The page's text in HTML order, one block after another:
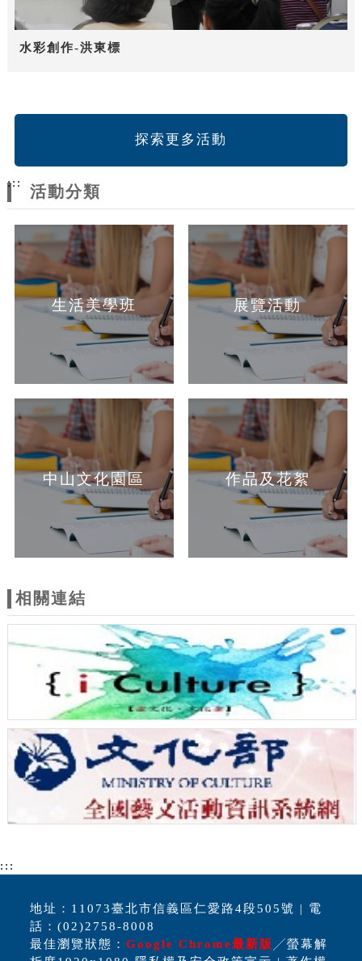
水彩創作-洪東標
探索更多活動
:::
活動分類
生活美學班 展覽活動
中山文化園區 作品及花絮
相關連結
:::
地址：11073臺北市信義區仁愛路4段505號 | 電
話：(02)2758-8008
最佳瀏覽狀態：Google Chrome最新版 ╱螢幕解